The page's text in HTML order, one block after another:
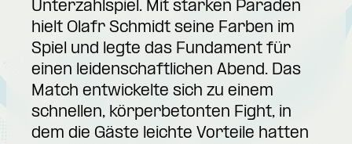
Unterzahlspiel. Mit starken Paraden
hielt Olafr Schmidt seine Farben im
Spiel und legte das Fundament für
einen leidenschaftlichen Abend. Das
Match entwickelte sich zu einem
schnellen, körperbetonten Fight, in
dem die Gäste leichte Vorteile hatten